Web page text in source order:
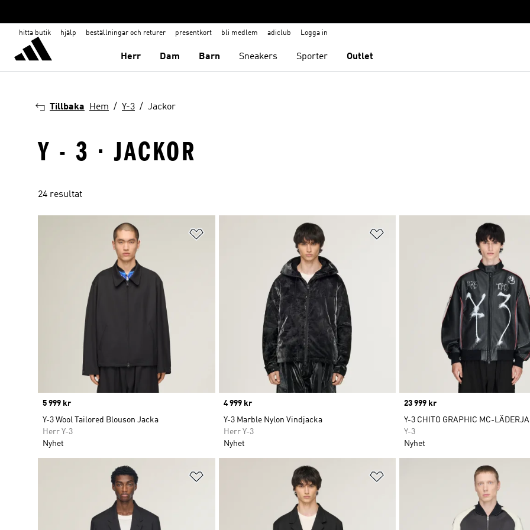
hitta butik hjälp beställningar och returer presentkort bli medlem adiclub Logga in
Herr Dam Barn Sneakers Sporter Outlet
Tillbaka Hem Y-3 Jackor
Y - 3 · JACKOR
24 resultat
Lägg till på önskelistan
Price
5 999 kr
Y-3 Wool Tailored Blouson Jacka
Herr Y-3
Nyhet
Lägg till på önskelistan
Price
4 999 kr
Y-3 Marble Nylon Vindjacka
Herr Y-3
Nyhet
Price
23 999 kr
Y-3 CHITO GRAPHIC MC-
Y-3
Nyhet
Lägg till på önskelistan Lägg till på önskelistan